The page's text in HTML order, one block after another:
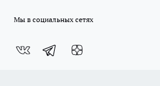
Мы в социальных сетях